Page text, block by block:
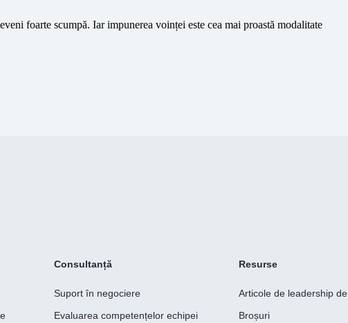
foarte scumpă. Iar impunerea voinței este cea mai proastă modalitate
Consultanță
Suport în negociere
Evaluarea competențelor echipei
Resurse
Articole de leadership
Broșuri